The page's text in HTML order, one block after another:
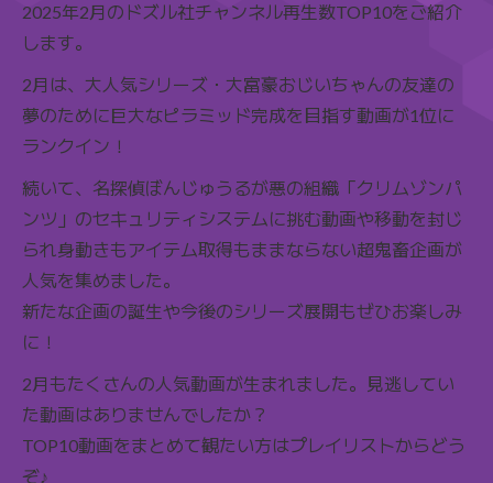
2025年2月のドズル社チャンネル再生数TOP10をご紹介
します。
2月は、大人気シリーズ・大富豪おじいちゃんの友達の
夢のために巨大なピラミッド完成を目指す動画が1位に
ランクイン！
続いて、名探偵ぼんじゅうるが悪の組織「クリムゾンパ
ンツ」のセキュリティシステムに挑む動画や移動を封じ
られ身動きもアイテム取得もままならない超鬼畜企画が
人気を集めました。
新たな企画の誕生や今後のシリーズ展開もぜひお楽しみ
に！
2月もたくさんの人気動画が生まれました。見逃してい
た動画はありませんでしたか？
TOP10動画をまとめて観たい方はプレイリストからどう
ぞ♪